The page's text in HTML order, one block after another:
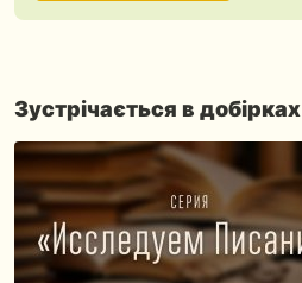
Зустрічається в добірках